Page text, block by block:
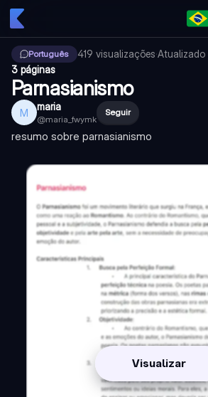
Português 419 visualizações·Atualizado
3 páginas
Parnasianismo
M maria
@maria_fwymk
Seguir
resumo sobre parnasianismo
Visualizar